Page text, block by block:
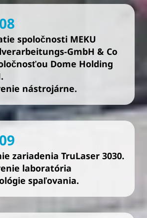
spoločnosti MEKU
GmbH & Co
Dome Holding
nástrojárne.
zariadenia TruLaser 3030.
laboratória
spaľovania.